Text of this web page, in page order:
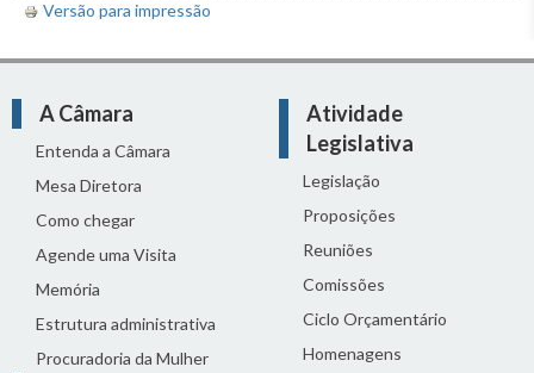
Versão para impressão
A Câmara
Entenda a Câmara
Mesa Diretora
Como chegar
Agende uma Visita
Memória
Estrutura administrativa
Procuradoria da Mulher
Atividade
Legislativa
Legislação
Proposições
Reuniões
Comissões
Ciclo Orçamentário
Homenagens